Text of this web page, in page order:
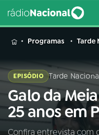
MENU
Buscar
na
Rádio
Nacional
Programas Tarde
EPISÓDIO Tarde
Galo da
25 anos em
Confira entrevista com